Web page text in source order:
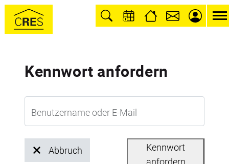
Kennwort anfordern
Benutzername oder E-Mail
Abbruch
Kennwort
anfordern